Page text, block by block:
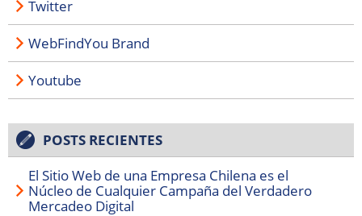
Twitter
WebFindYou Brand
Youtube
POSTS RECIENTES
El Sitio Web de una Empresa Chilena es el
Núcleo de Cualquier Campaña del Verdadero
Mercadeo Digital